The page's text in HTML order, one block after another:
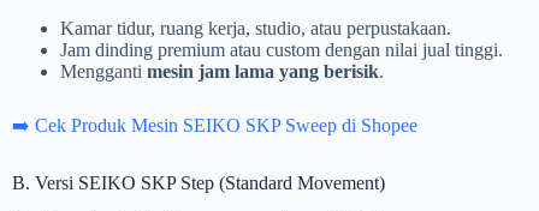
Kamar tidur, ruang kerja, studio, atau perpustakaan.
Jam dinding premium atau custom dengan nilai jual tinggi.
Mengganti mesin jam lama yang berisik.
➡️ Cek Produk Mesin SEIKO SKP Sweep di Shopee
B. Versi SEIKO SKP Step (Standard Movement)